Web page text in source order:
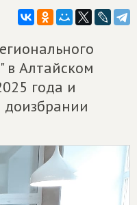
в Алтайском
года и